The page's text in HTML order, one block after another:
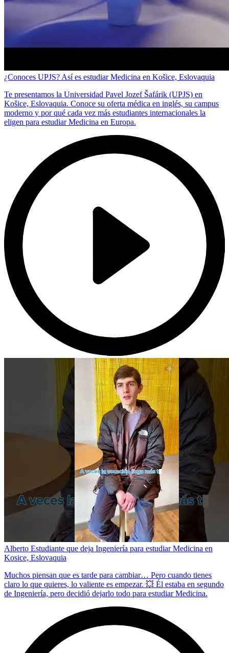
¿Conoces UPJS? Así es estudiar Medicina en Košice, Eslovaquia
Te presentamos la Universidad Pavel Jozef Šafárik (UPJS) en
Košice, Eslovaquia. Conoce su oferta médica en inglés, su campus
moderno y por qué cada vez más estudiantes internacionales la
eligen para estudiar Medicina en Europa.
Alberto Estudiante que deja Ingeniería para estudiar Medicina en
Kosice, Eslovaquia
Muchos piensan que es tarde para cambiar… Pero cuando tienes
claro lo que quieres, lo valiente es empezar. 💥 Él estaba en segundo
de Ingeniería, pero decidió dejarlo todo para estudiar Medicina.